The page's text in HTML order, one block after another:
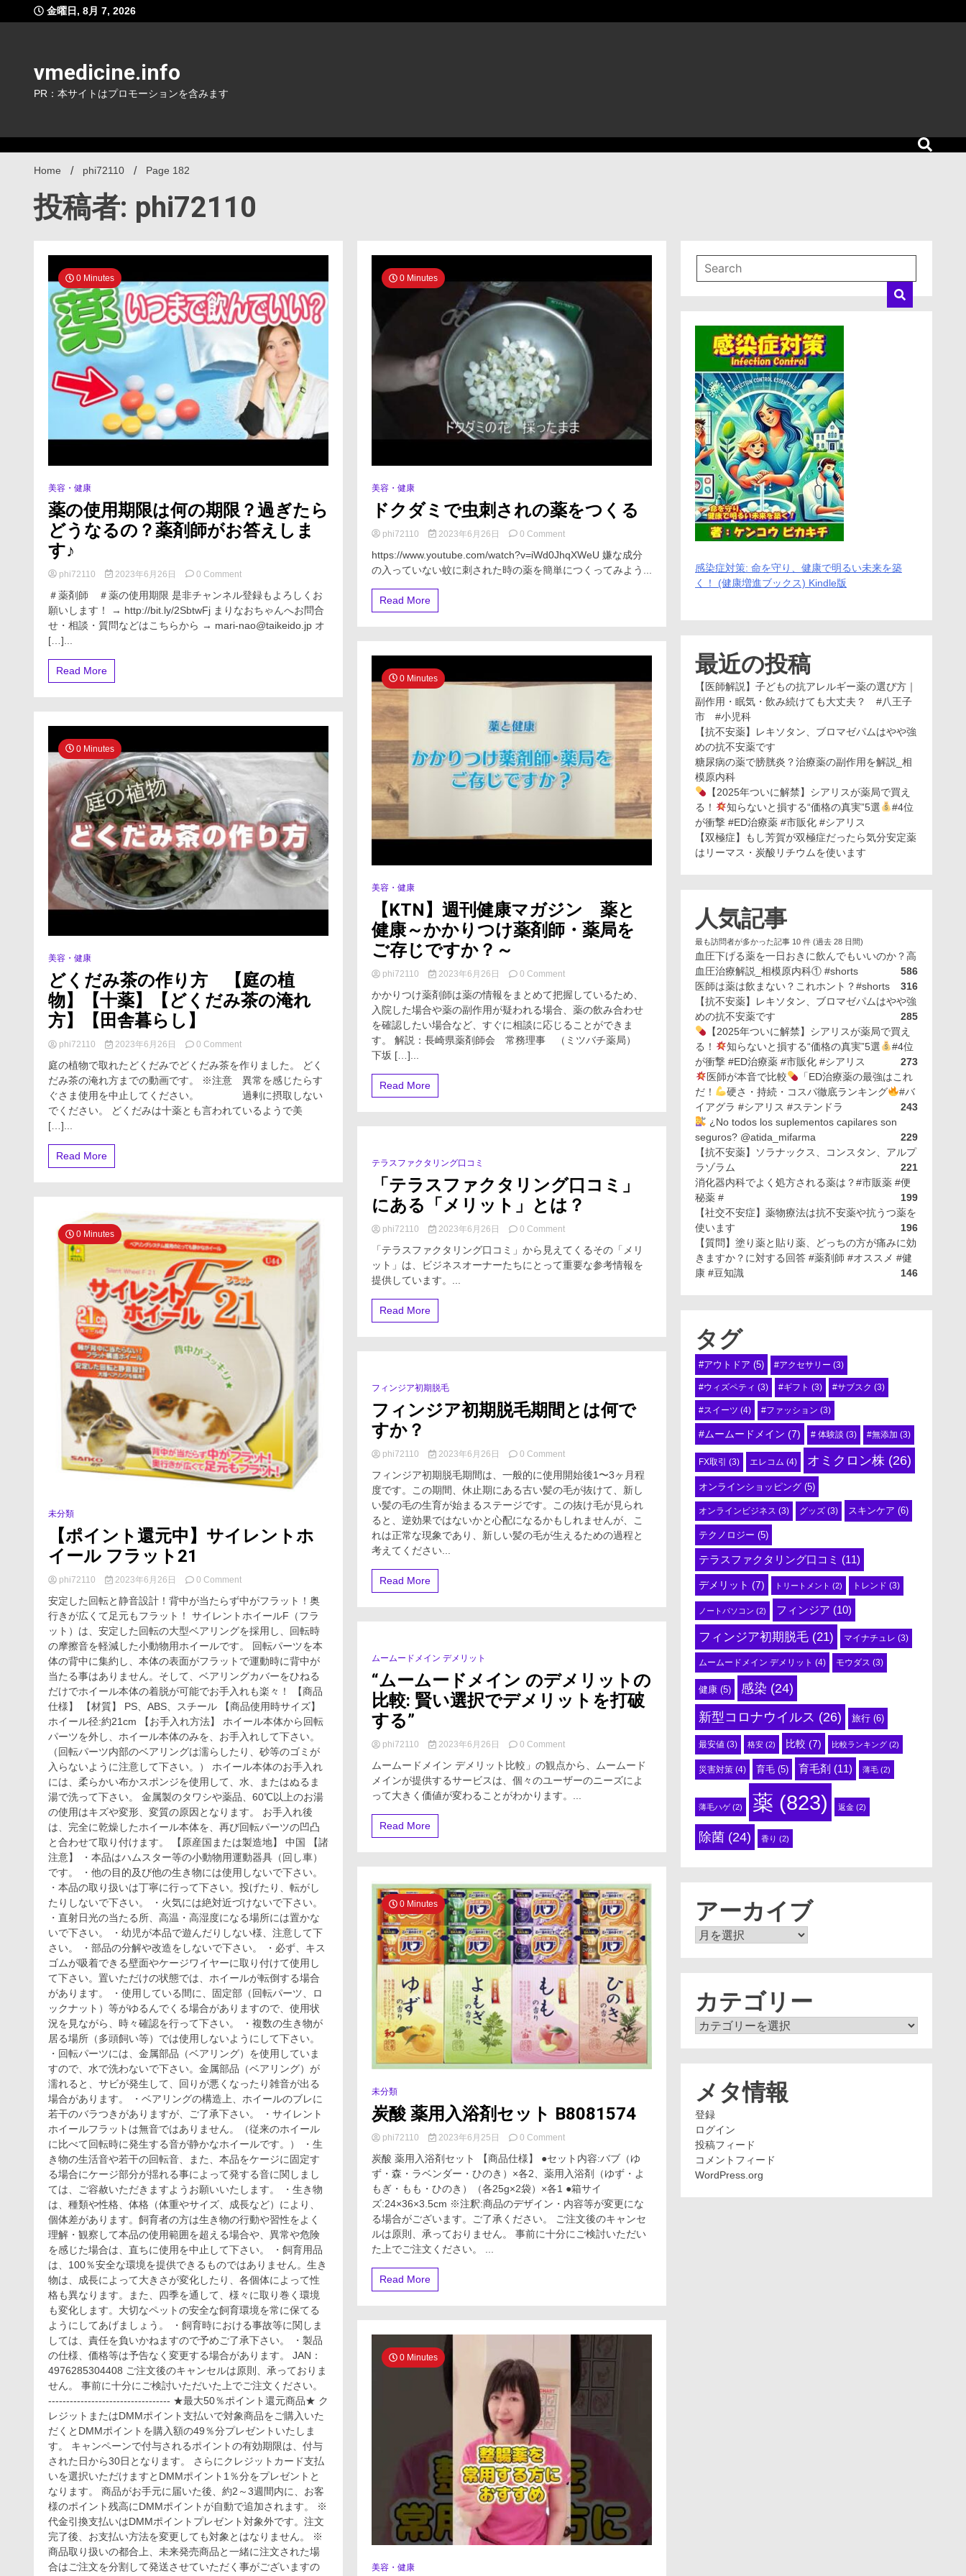
to
金曜日, 8月 7, 2026
vmedicine.info
PR：本サイトはプロモーションを含みます
Home phi72110 Page 182
投稿者: phi72110
0 Minutes
美容・健康
薬の使用期限は何の期限？過ぎたら
どうなるの？薬剤師がお答えしま
す♪
phi72110 2023年6月26日 0 Commenton
の
使
用
過
た
ら
な
る
の？
薬
剤
答
し
♪
＃薬剤師 ＃薬の使用期限 是非チャンネル登録もよろしくお
願いします！ → http://bit.ly/2SbtwFj まりなおちゃんへお問合
せ・相談・質問などはこちらから → mari-nao@taikeido.jp オ
[…]...
Read More
0 Minutes
美容・健康
どくだみ茶の作り方 【庭の植
物】【十薬】【どくだみ茶の淹れ
方】【田舎暮らし】
phi72110 2023年6月26日 0 Commenton
く
だ
み
茶
【十
薬】
【ど
く
だ
み
茶
の
淹
し】
庭の植物で取れたどくだみでどくだみ茶を作りました。 どく
だみ茶の淹れ方までの動画です。 ※注意 異常を感じたらす
ぐさま使用を中止してください。 過剰に摂取しない
でください。 どくだみは十薬とも言われているようで美
[…]...
Read More
0 Minutes
未分類
【ポイント還元中】サイレントホ
イール フラット21
phi72110 2023年6月26日 0 Commenton
イ
ン
ト
元
中】
サ
イ
レ
ン
ト
ホ
ー
ル
フ
ラ
ッ
ト
21
安定した回転と静音設計！背中が当たらず中がフラット！奥
行きが広くて足元もフラット！ サイレントホイールF（フラ
ット）は、安定した回転の大型ベアリングを採用し、回転時
の摩擦音を軽減した小動物用ホイールです。 回転パーツを本
体の背中に集約し、本体の表面がフラットで運動時に背中が
当たる事はありません。そして、ベアリングカバーをひねる
だけでホイール本体の着脱が可能でお手入れも楽々！ 【商品
仕様】 【材質】 PS、ABS、スチール 【商品使用時サイズ】
ホイール径:約21cm 【お手入れ方法】 ホイール本体から回転
パーツを外し、ホイール本体のみを、お手入れして下さい。
（回転パーツ内部のベアリングは濡らしたり、砂等のゴミが
入らないように注意して下さい。） ホイール本体のお手入れ
には、柔らかい布かスポンジを使用して、水、またはぬるま
湯で洗って下さい。 金属製のタワシや薬品、60℃以上のお湯
の使用はキズや変形、変質の原因となります。 お手入れ後
は、完全に乾燥したホイール本体を、再び回転パーツの凹凸
と合わせて取り付けます。 【原産国または製造地】 中国 【諸
注意】 ・本品はハムスター等の小動物用運動器具（回し車）
です。 ・他の目的及び他の生き物には使用しないで下さい。
・本品の取り扱いは丁寧に行って下さい。投げたり、転がし
たりしないで下さい。 ・火気には絶対近づけないで下さい。
・直射日光の当たる所、高温・高湿度になる場所には置かな
いで下さい。 ・幼児が本品で遊んだりしない様、注意して下
さい。 ・部品の分解や改造をしないで下さい。 ・必ず、キス
ゴムが吸着できる壁面やケージワイヤーに取り付けて使用し
て下さい。置いただけの状態では、ホイールが転倒する場合
があります。 ・使用している間に、固定部（回転パーツ、ロ
ックナット）等がゆるんでくる場合がありますので、使用状
況を見ながら、時々確認を行って下さい。 ・複数の生き物が
居る場所（多頭飼い等）では使用しないようにして下さい。
・回転パーツには、金属部品（ベアリング）を使用していま
すので、水で洗わないで下さい。金属部品（ベアリング）が
濡れると、サビが発生して、回りが悪くなったり雑音が出る
場合があります。 ・ベアリングの構造上、ホイールのブレに
若干のバラつきがありますが、ご了承下さい。 ・サイレント
ホイールフラットは無音ではありません。（従来のホイール
に比べて回転時に発生する音が静かなホイールです。） ・生
き物の生活音や若干の回転音、また、本品をケージに固定す
る場合にケージ部分が揺れる事によって発する音に関しまし
ては、ご容赦いただきますようお願いいたします。 ・生き物
は、種類や性格、体格（体重やサイズ、成長など）により、
個体差があります。飼育者の方は生き物の行動や習性をよく
理解・観察して本品の使用範囲を超える場合や、異常や危険
を感じた場合は、直ちに使用を中止して下さい。 ・飼育用品
は、100％安全な環境を提供できるものではありません。生き
物は、成長によって大きさが変化したり、各個体によって性
格も異なります。また、四季を通して、様々に取り巻く環境
も変化します。大切なペットの安全な飼育環境を常に保てる
ようにしてあげましょう。 ・飼育時における事故等に関しま
しては、責任を負いかねますので予めご了承下さい。 ・製品
の仕様、価格等は予告なく変更する場合があります。 JAN：
4976285304408 ご注文後のキャンセルは原則、承っておりま
せん。 事前に十分にご検討いただいた上でご注文ください。
---------------------------------- ★最大50％ポイント還元商品★ ク
レジットまたはDMMポイント支払いで対象商品をご購入いた
だくとDMMポイントを購入額の49％分プレゼントいたしま
す。 キャンペーンで付与されるポイントの有効期限は、付与
された日から30日となります。 さらにクレジットカード支払
いを選択いただけますとDMMポイント1％分をプレゼントと
なります。 商品がお手元に届いた後、約2～3週間内に、お客
様のポイント残高にDMMポイントが自動で追加されます。 ※
代金引換支払いはDMMポイントプレゼント対象外です。注文
完了後、お支払い方法を変更しても対象とはなりません。 ※
商品取り扱いの都合上、未来発売商品と一緒に注文された場
合はご注文を分割して発送させていただく事がございますの
0 Minutes
美容・健康
ドクダミで虫刺されの薬をつくる
phi72110 2023年6月26日 0 Commenton
ク
ダ
を
https://www.youtube.com/watch?v=iWd0JhqXWeU 嫌な成分
の入っていない蚊に刺された時の薬を簡単につくってみよう...
Read More
0 Minutes
美容・健康
【KTN】週刊健康マガジン 薬と
健康～かかりつけ薬剤師・薬局を
ご存じですか？～
phi72110 2023年6月26日 0 Commenton
週
刊
健
康
か
り
つ
薬
剤
師・
薬
かかりつけ薬剤師は薬の情報をまとめて把握しているため、
入院した場合や薬の副作用が疑われる場合、薬の飲み合わせ
を確認したい場合など、すぐに相談に応じることができま
す。 解説：長崎県薬剤師会 常務理事 （ミツバチ薬局）
下坂 […]...
Read More
1 Minute
テラスファクタリング口コミ
「テラスファクタリング口コミ」
にある「メリット」とは？
phi72110 2023年6月26日 0 Commenton
ラ
ス
に
「メ
ッ
ト」
と
は？
「テラスファクタリング口コミ」から見えてくるその「メリ
ット」は、ビジネスオーナーたちにとって重要な参考情報を
提供しています。...
Read More
0 Minutes
フィンジア初期脱毛
フィンジア初期脱毛期間とは何で
すか？
phi72110 2023年6月26日 0 Commenton
ィ
ン
ジ
ア
初
期
か？
フィンジア初期脱毛期間は、一般的に使用開始後1〜3ヶ月程
度です。この期間、休止期にある古い髪の毛が抜けて、新し
い髪の毛の生育が始まるステージです。この抜け毛が見られ
ると、逆効果ではないかと心配になるかもしれませんが、こ
れは正常な現象であり、新しい髪の毛が生えるための過程と
考えてください...
Read More
1 Minute
ムームードメイン デメリット
“ムームードメイン のデメリットの
比較: 賢い選択でデメリットを打破
する”
phi72110 2023年6月26日 0 Commenton
ー
ム
ー
メ
リ
ッ
ト
の
比
較:
賢
い
選
択
で
デ
メ
リ
を
打
破
る”
ムームードメイン デメリット比較」の観点から、ムームード
メインが提供するサービスは、個々のユーザーのニーズによ
って大きく価値が変わることがわかります。...
Read More
0 Minutes
未分類
炭酸 薬用入浴剤セット B8081574
phi72110 2023年6月25日 0 Commenton
酸
薬
用
入
浴
セ
炭酸 薬用入浴剤セット 【商品仕様】 ●セット内容:バブ（ゆ
ず・森・ラベンダー・ひのき）×各2、薬用入浴剤（ゆず・よ
もぎ・もも・ひのき）（各25g×2袋）×各1 ●箱サイ
ズ:24×36×3.5cm ※注釈:商品のデザイン・内容等が変更にな
る場合がございます。ご了承ください。 ご注文後のキャンセ
ルは原則、承っておりません。 事前に十分にご検討いただい
た上でご注文ください。 ...
Read More
0 Minutes
美容・健康
感染症対策: 命を守り、健康で明るい未来を築
く！ (健康増進ブックス) Kindle版
最近の投稿
【医師解説】子どもの抗アレルギー薬の選び方｜
副作用・眠気・飲み続けても大丈夫？ #八王子
市 #小児科
【抗不安薬】レキソタン、ブロマゼパムはやや強
めの抗不安薬です
糖尿病の薬で膀胱炎？治療薬の副作用を解説_相
模原内科
【2025年ついに解禁】シアリスが薬局で買え
る！
知らないと損する“価格の真実”5選
#4位
が衝撃 #ED治療薬 #市販化 #シアリス
【双極症】もし芳賀が双極症だったら気分安定薬
はリーマス・炭酸リチウムを使います
人気記事
最も訪問者が多かった記事 10 件 (過去 28 日間)
血圧下げる薬を一日おきに飲んでもいいのか？高
血圧治療解説_相模原内科① #shorts
586
医師は薬は飲まない？これホント？#shorts
316
【抗不安薬】レキソタン、ブロマゼパムはやや強
めの抗不安薬です
285
【2025年ついに解禁】シアリスが薬局で買え
る！
知らないと損する“価格の真実”5選
#4位
が衝撃 #ED治療薬 #市販化 #シアリス
273
医師が本音で比較
「ED治療薬の最強はこれ
だ！
硬さ・持続・コスパ徹底ランキング
#バ
イアグラ #シアリス #ステンドラ
243
¿No todos los suplementos capilares son
seguros? @atida_mifarma
229
【抗不安薬】ソラナックス、コンスタン、アルプ
ラゾラム
221
消化器内科でよく処方される薬は？#市販薬 #便
秘薬 #
199
【社交不安症】薬物療法は抗不安薬や抗うつ薬を
使います
196
【質問】塗り薬と貼り薬、どっちの方が痛みに効
きますか？に対する回答 #薬剤師 #オススメ #健
康 #豆知識
146
タグ
#アウトドア (5) #アクセサリー (3)
#ウィズペティ (3) #ギフト (3) #サブスク (3)
#スイーツ (4) #ファッション (3)
#ムームードメイン (7) # 体験談 (3) #無添加 (3)
FX取引 (3) エレコム (4) オミクロン株 (26)
オンラインショッピング (5)
オンラインビジネス (3) グッズ (3) スキンケア (6)
テクノロジー (5)
テラスファクタリング口コミ (11)
デメリット (7) トリートメント (2) トレンド (3)
ノートパソコン (2) フィンジア (10)
フィンジア初期脱毛 (21) マイナチュレ (3)
ムームードメイン デメリット (4) モウダス (3)
健康 (5) 感染 (24)
新型コロナウイルス (26) 旅行 (6)
最安値 (3) 格安 (2) 比較 (7) 比較ランキング (2)
災害対策 (4) 育毛 (5) 育毛剤 (11) 薄毛 (2)
薄毛ハゲ(2) 薬 (823) 返金 (2)
除菌 (24) 香り (2)
アーカイブ
ア
カテゴリー
カ
メタ情報
登録
ログイン
投稿フィード
コメントフィード
WordPress.org